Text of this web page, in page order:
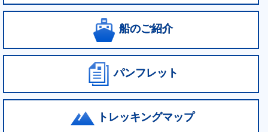
船のご紹介
パンフレット
トレッキングマップ